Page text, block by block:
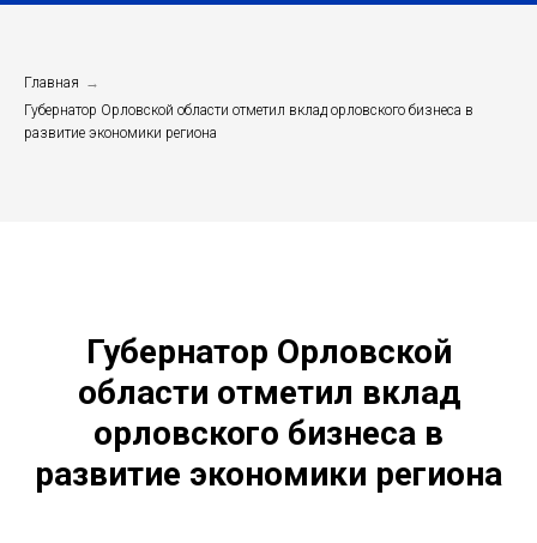
Главная →
Губернатор Орловской области отметил вклад орловского бизнеса в
развитие экономики региона
Губернатор Орловской
области отметил вклад
орловского бизнеса в
развитие экономики региона